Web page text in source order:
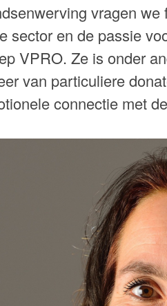
vragen
sector en de passie
VPRO. Ze is onder
van particuliere
connectie met